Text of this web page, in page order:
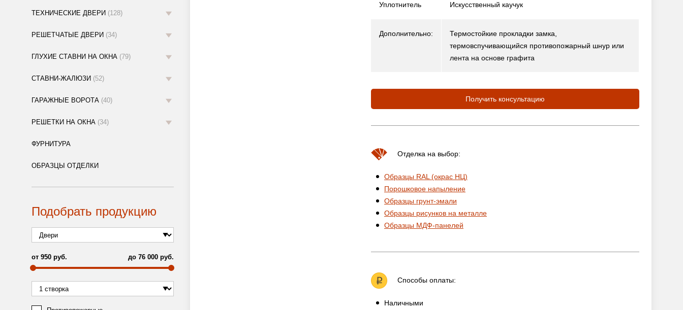
ТЕХНИЧЕСКИЕ ДВЕРИ (128)
РЕШЕТЧАТЫЕ ДВЕРИ (34)
ГЛУХИЕ СТАВНИ НА ОКНА (79)
СТАВНИ-ЖАЛЮЗИ (52)
ГАРАЖНЫЕ ВОРОТА (40)
РЕШЕТКИ НА ОКНА (34)
ФУРНИТУРА
ОБРАЗЦЫ ОТДЕЛКИ
Подобрать продукцию
от 950 руб. до 76 000 руб.
Уплотнитель Искусственный каучук
Дополнительно:
Термостойкие прокладки замка,
термовспучивающийся противопожарный шнур или
лента на основе графита
Получить консультацию
Отделка на выбор:
Образцы RAL (окрас НЦ)
Порошковое напыление
Образцы грунт-эмали
Образцы рисунков на металле
Образцы МДФ-панелей
Способы оплаты:
Наличными